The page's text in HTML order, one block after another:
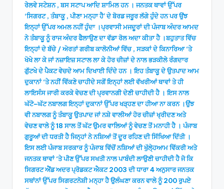
ਰੇਲਵੇ ਸਟੇਸ਼ਨ , ਬਸ ਸਟਾਪ ਆਦਿ ਸ਼ਾਮਿਲ ਹਨ । ਜਨਤਕ ਥਾਵਾਂ ਉੱਪਰ
‘ਸਿਗਰਟ , ਤੰਬਾਕੂ , ਪੀਣਾ ਮਨ੍ਹਾ ਹੈ’ ਦੇ ਬੋਰਡ ਜਰੂਰ ਲੱਗੇ ਹੁੰਦੇ ਹਨ ਪਰ ਉਂਝ
ਇਨ੍ਹਾਂ ਉੱਪਰ ਅਮਲ ਨਹੀਂ ਹੁੰਦਾ ।ਪ੍ਰਵਾਸੀ ਮਜਦੂਰਾਂ ਦੀ ਪੰਜਾਬ ਅੰਦਰ ਆਮਦ
ਨੇ ਤੰਬਾਕੂ ਨੂੰ ਰਾਜ ਅੰਦਰ ਫੈਲਾਉਣ ਦਾ ਵੱਡਾ ਰੋਲ ਅਦਾ ਕੀਤਾ ਹੈ ।ਬਹੁਤਾਤ ਵਿੱਚ
ਇਨ੍ਹਾਂ ਦੇ ਬੱਚੇ / ਅੋਰਤਾਂ ਗਰੀਬ ਕਾਲੋਨੀਆਂ ਵਿੱਚ , ਸੜਕਾਂ ਦੇ ਕਿਨਾਰਿਆ ‘ਤੇ
ਖੋਖੇ ਲਾ ਕੇ ਜਾਂ ਨਜ਼ਾਇਜ਼ ਸਟਾਲ ਲਾ ਕੇ ਹੋਰ ਚੀਜ਼ਾਂ ਦੇ ਨਾਲ ਭੜਕੀਲੇ ਰੰਗਦਾਰ
ਗੁੱਟਖੇ ਦੇ ਪੈਕਟ ਵੇਚਦੇ ਆਮ ਦਿਖਾਈ ਦਿੰਦੇ ਹਨ । ਇਹ ਤੰਬਾਕੂ ਦੇ ਉਤਪਾਦ ਆਮ
ਦੁਕਾਨਾਂ ‘ਤੇ ਨਹੀਂ ਵਿੱਕਣੇ ਚਾਹੀਦੇ ਸਗੋਂ ਇਨ੍ਹਾਂ ਲਈ ਵੱਖਰੀਆਂ ਥਾਵਾਂ ਤੇ ਹੀ
ਲਾਇਸੰਸ ਜਾਰੀ ਕਰਕੇ ਵੇਚਣ ਦੀ ਪ੍ਰਵਾਨਗੀ ਦੇਣੀ ਚਾਹੀਦੀ ਹੈ । ਇਸ ਨਾਲ
ਘੱਟੋ–ਘੱਟ ਨਬਾਲਗ ਇਨ੍ਹਾਂ ਦੁਕਾਨਾਂ ਉੱਪਰ ਖੜ੍ਹਣ ਦਾ ਹੀਆ ਨਾ ਕਰਨ ।ਉਂਝ
ਵੀ ਨਬਾਲਗ ਨੂੰ ਤੰਬਾਕੂ ਉਤਪਾਦ ਜਾਂ ਨਸ਼ੇ ਵਾਲੀਆਂ ਹੋਰ ਚੀਜ਼ਾਂ ਖ੍ਰੀਦਣ ਅਤੇ
ਵੇਚਣ ਵਾਲੇ ਨੂੰ 18 ਸਾਲ ਤੋਂ ਘੱਟ ਉਮਰ ਵਾਲਿਆਂ ਨੂੰ ਵੇਚਣ ਤੋਂ ਮਨਾਹੀ ਹੈ । ਪੰਜਾਬ
ਗੁਰੂਆਂ ਦੀ ਧਰਤੀ ਹੈ ਜਿਨ੍ਹਾਂ ਨੇ ਨਸ਼ਿਆਂ ਤੋਂ ਦੂਰ ਰਹਿਣ ਦੀ ਸਿੱਖਿਆ ਦਿੱਤੀ ।
ਇਸ ਲਈ ਪੰਜਾਬ ਸਰਕਾਰ ਨੂੰ ਪੰਜਾਬ ਵਿੱਚੋਂ ਨਸ਼ਿਆਂ ਦੀ ਖੁੱਲੇ੍ਹਆਮ ਵਿੱਕਰੀ ਅਤੇ
ਜਨਤਕ ਥਾਵਾਂ ‘ਤੇ ਪੀਣ ਉੱਪਰ ਸਖਤੀ ਨਾਲ ਪਾਬੰਦੀ ਲਾਉਣੀ ਚਾਹੀਦੀ ਹੈ ਜੋ ਕਿ
ਸਿਗਰਟ ਐਂਡ ਅਦਰ ਪ੍ਰੋਡਕਟ ਐਕਟ 2003 ਦੀ ਧਾਰਾ 4 ਅਨੁਸਾਰ ਜਨਤਕ
ਸਥਾਂਨਾਂ ਉੱਪਰ ਸਿਗਰਟਨੋਸ਼ੀ ਮਨ੍ਹਾ ਹੈ ਉਲੰਘਣਾ ਕਰਨ ਵਾਲੇ ਨੂੰ 200 ਰੁਪਏ